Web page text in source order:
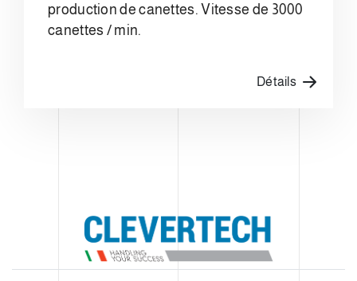
production de canettes. Vitesse de 3000
canettes / min.
Détails